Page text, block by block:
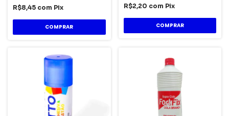
R$8,45 com Pix R$2,20 com Pix